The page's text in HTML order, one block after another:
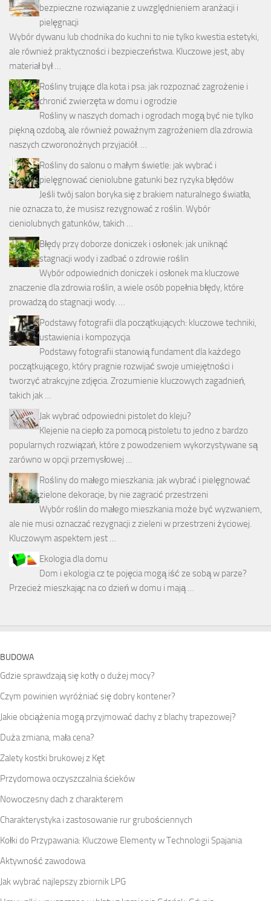
bezpieczne rozwiązanie z uwzględnieniem aranżacji i
pielęgnacji
Wybór dywanu lub chodnika do kuchni to nie tylko kwestia estetyki,
ale również praktyczności i bezpieczeństwa. Kluczowe jest, aby
materiał był …
Rośliny trujące dla kota i psa: jak rozpoznać zagrożenie i
chronić zwierzęta w domu i ogrodzie
Rośliny w naszych domach i ogrodach mogą być nie tylko
piękną ozdobą, ale również poważnym zagrożeniem dla zdrowia
naszych czworonożnych przyjaciół. …
Rośliny do salonu o małym świetle: jak wybrać i
pielęgnować cieniolubne gatunki bez ryzyka błędów
Jeśli twój salon boryka się z brakiem naturalnego światła,
nie oznacza to, że musisz rezygnować z roślin. Wybór
cieniolubnych gatunków, takich …
Błędy przy doborze doniczek i osłonek: jak uniknąć
stagnacji wody i zadbać o zdrowie roślin
Wybór odpowiednich doniczek i osłonek ma kluczowe
znaczenie dla zdrowia roślin, a wiele osób popełnia błędy, które
prowadzą do stagnacji wody. …
Podstawy fotografii dla początkujących: kluczowe techniki,
ustawienia i kompozycja
Podstawy fotografii stanowią fundament dla każdego
początkującego, który pragnie rozwijać swoje umiejętności i
tworzyć atrakcyjne zdjęcia. Zrozumienie kluczowych zagadnień,
takich jak …
Jak wybrać odpowiedni pistolet do kleju?
Klejenie na ciepło za pomocą pistoletu to jedno z bardzo
popularnych rozwiązań, które z powodzeniem wykorzystywane są
zarówno w opcji przemysłowej …
Rośliny do małego mieszkania: jak wybrać i pielęgnować
zielone dekoracje, by nie zagracić przestrzeni
Wybór roślin do małego mieszkania może być wyzwaniem,
ale nie musi oznaczać rezygnacji z zieleni w przestrzeni życiowej.
Kluczowym aspektem jest …
Ekologia dla domu
Dom i ekologia cz te pojęcia mogą iść ze sobą w parze?
Przecież mieszkając na co dzień w domu i mają …
BUDOWA
Gdzie sprawdzają się kotły o dużej mocy?
Czym powinien wyróżniać się dobry kontener?
Jakie obciążenia mogą przyjmować dachy z blachy trapezowej?
Duża zmiana, mała cena?
Zalety kostki brukowej z Kęt
Przydomowa oczyszczalnia ścieków
Nowoczesny dach z charakterem
Charakterystyka i zastosowanie rur grubościennych
Kołki do Przypawania: Kluczowe Elementy w Technologii Spajania
Aktywność zawodowa
Jak wybrać najlepszy zbiornik LPG